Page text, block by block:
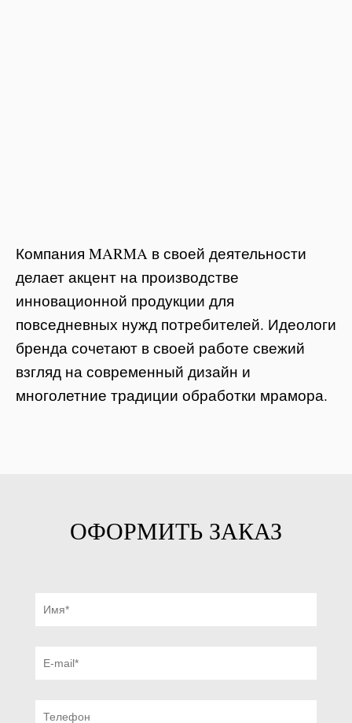
Компания MARMA в своей деятельности
делает акцент на производстве
инновационной продукции для
повседневных нужд потребителей. Идеологи
бренда сочетают в своей работе свежий
взгляд на современный дизайн и
многолетние традиции обработки мрамора.
ОФОРМИТЬ ЗАКАЗ